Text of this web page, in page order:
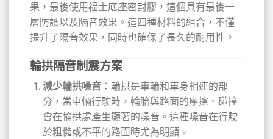
果，最後使用福士底座密封膠，這個具有最後一
層防護以及隔音效果。這四種材料的組合，不僅
提升了隔音效果，同時也確保了長久的耐用性。
輪拱隔音制震方案
減少輪拱噪音：輪拱是車輪和車身相連的部
分，當車輛行駛時，輪胎與路面的摩擦、碰撞
會在輪拱處產生顯著的噪音。這種噪音在行駛
於粗糙或不平的路面時尤為明顯。